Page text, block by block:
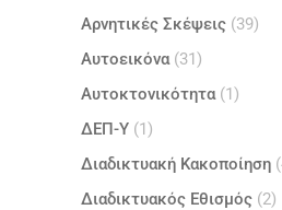
Αρνητικές Σκέψεις (39)
Αυτοεικόνα(31)
Αυτοκτονικότητα(1)
ΔΕΠ-Υ (1)
Διαδικτυακή Κακοποίηση
Διαδικτυακός Εθισμός (2)